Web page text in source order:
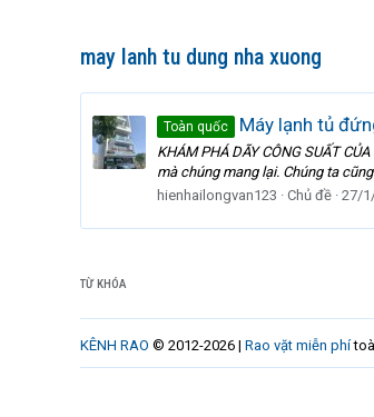
may lanh tu dung nha xuong
Toàn quốc Máy lạnh tủ
KHÁM PHÁ DÃY CÔNG SUẤT
mà chúng mang lại. Chúng ta
hienhailongvan123
Chủ đề 27/
TỪ KHÓA
KÊNH RAO © 2012-2026 | Rao vặt miễn phí